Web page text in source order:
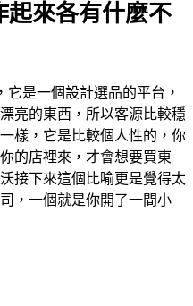
起來各有什麼不
它是一個設計選品的平台，
亮的東西，所以客源比較穩
樣，它是比較個人性的，你
的店裡來，才會想要買東
接下來這個比喻更是覺得太
，一個就是你開了一間小